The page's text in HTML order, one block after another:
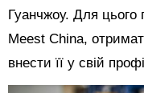
Гуанчжоу. Для цього
Meest China,
внести її у свій